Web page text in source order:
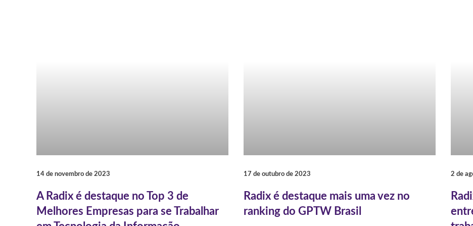
A Radix é destaque no Top 3 de
Melhores Empresas para se Trabalhar
14 de novembro de 2023
Radix é destaque mais uma vez no
ranking do GPTW Brasil
17 de outubro de 2023 2 de